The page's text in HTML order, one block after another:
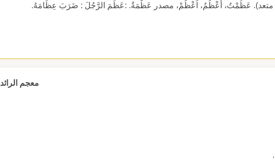
متعد). عَظَمْتُ، أَعْظُمُ، اُعْظُمْ، مصدر عَظْمَةٌ. :عَظَمَ الرَّجُلَ : ضَرَبَ عِظَامَهُ.
معجم الرائد